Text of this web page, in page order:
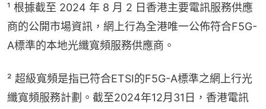
¹ 根據截至 2024 年 8 月 2 日香港主要電訊服務供應
商的公開市場資訊，網上行為全港唯一公佈符合F5G-
A標準的本地光纖寬頻服務供應商。
² 超級寬頻是指已符合ETSI的F5G-A標準之網上行光
纖寬頻服務計劃。截至2024年12月31日，香港電訊